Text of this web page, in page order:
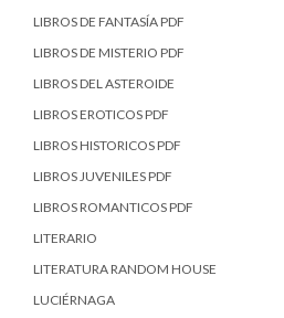
LIBROS DE FANTASÍA PDF
LIBROS DE MISTERIO PDF
LIBROS DEL ASTEROIDE
LIBROS EROTICOS PDF
LIBROS HISTORICOS PDF
LIBROS JUVENILES PDF
LIBROS ROMANTICOS PDF
LITERARIO
LITERATURA RANDOM HOUSE
LUCIÉRNAGA